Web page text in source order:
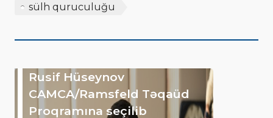
sülh quruculuğu
Rusif Hüseynov
CAMCA/Ramsfeld Təqaüd
Proqramına seçilib